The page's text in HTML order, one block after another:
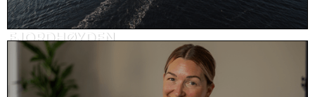
FJORDHØYDEN
Reklame, eiendom